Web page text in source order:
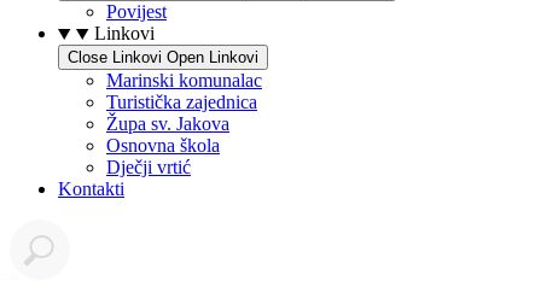
Povijest
Linkovi
Close Linkovi Open Linkovi
Marinski komunalac
Turistička zajednica
Župa sv. Jakova
Osnovna škola
Dječji vrtić
Kontakti